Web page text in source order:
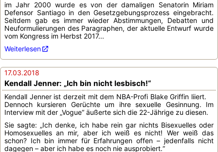
im Jahr 2000 wurde es von der damaligen Senatorin Miriam
Defensor Santiago in den Gesetzgebungsprozess eingebracht.
Seitdem gab es immer wieder Abstimmungen, Debatten und
Neuformulierungen des Paragraphen, der aktuelle Entwurf wurde
vom Kongress im Herbst 2017...
Weiterlesen
17.03.2018
Kendall Jenner: „Ich bin nicht lesbisch!“
Kendall Jenner ist derzeit mit dem NBA-Profi Blake Griffin liiert.
Dennoch kursieren Gerüchte um ihre sexuelle Gesinnung. Im
Interview mit der „Vogue“ äußerte sich die 22-Jährige zu diesen.
Sie sagte: „Ich denke, ich habe rein gar nichts Bisexuelles oder
Homosexuelles an mir, aber ich weiß es nicht! Wer weiß das
schon? Ich bin immer für Erfahrungen offen – jedenfalls nicht
dagegen – aber ich habe es noch nie ausprobiert.“